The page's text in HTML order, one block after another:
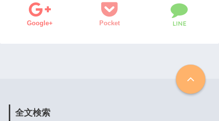
Google+ Pocket LINE
全文検索